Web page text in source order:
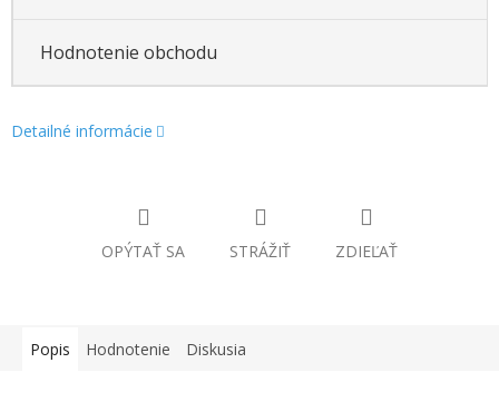
Hodnotenie obchodu
Detailné informácie
OPÝTAŤ SA STRÁŽIŤ ZDIEĽAŤ
Popis Hodnotenie Diskusia